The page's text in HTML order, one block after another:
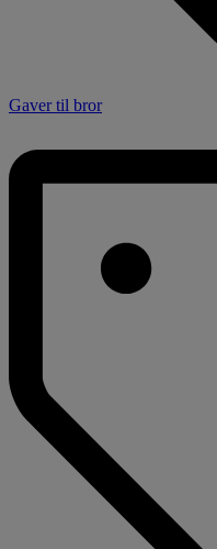
Gaver til bror